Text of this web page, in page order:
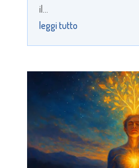
il...
leggi tutto